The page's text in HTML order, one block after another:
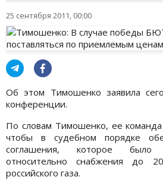
25 сентября 2011, 00:00
Об этом Тимошенко заявила
конференции.
По словам Тимошенко, ее команда
чтобы в судебном порядке
соглашения, которое было
относительно снабжения до
российского газа.